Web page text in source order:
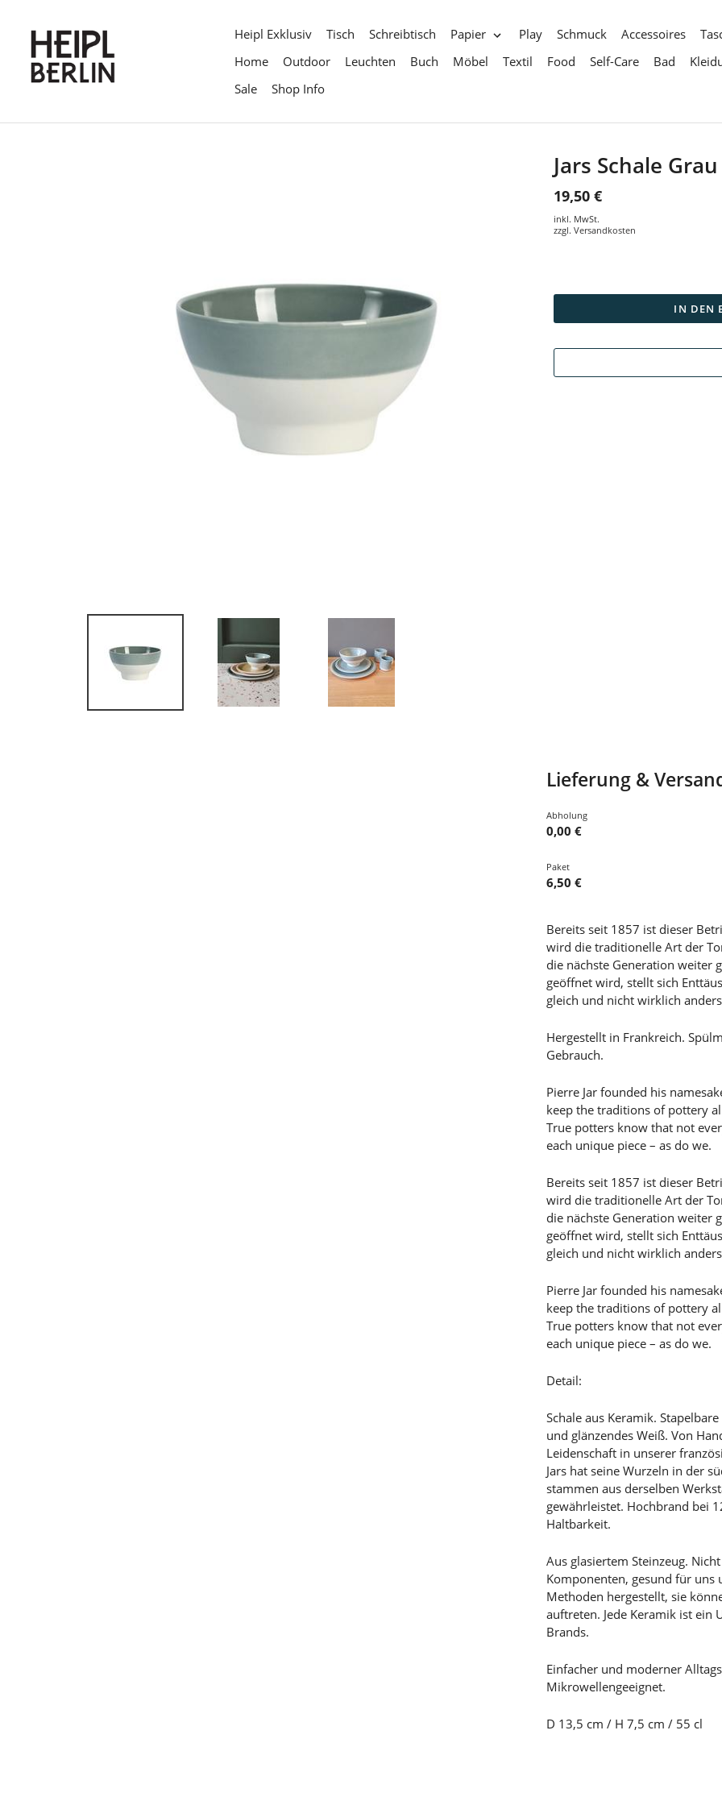
Heipl Exklusiv Tisch Schreibtisch Papier Play Schmuck Accessoires
Home
Outdoor Leuchten Buch Möbel Textil Food Self-Care Bad
Sale
Shop Info
Jars Schale
19,50 €
inkl. MwSt.
zzgl. Versandkosten
IN DEN
Lieferung &
Abholung
0,00 €
Paket
6,50 €
Bereits seit 1857 ist dieser
wird die traditionelle Art der
die nächste Generation weiter
geöffnet wird, stellt sich
gleich und nicht wirklich
Hergestellt in Frankreich.
Gebrauch.
Pierre Jar founded his
keep the traditions of pottery
True potters know that not
each unique piece – as do we.
Bereits seit 1857 ist dieser
wird die traditionelle Art der
die nächste Generation weiter
geöffnet wird, stellt sich
gleich und nicht wirklich
Pierre Jar founded his
keep the traditions of pottery
True potters know that not
each unique piece – as do we.
Detail:
Schale aus Keramik.
und glänzendes Weiß. Von
Leidenschaft in unserer
Jars hat seine Wurzeln in der
stammen aus derselben
gewährleistet. Hochbrand bei
Haltbarkeit.
Aus glasiertem Steinzeug.
Komponenten, gesund für uns
Methoden hergestellt, sie
auftreten. Jede Keramik ist ein
Brands.
Einfacher und moderner
Mikrowellengeeignet.
D 13,5 cm / H 7,5 cm / 55 cl